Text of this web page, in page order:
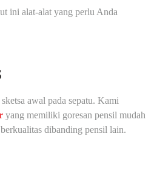
ini alat-alat yang perlu Anda
awal pada sepatu. Kami
yang memiliki goresan pensil mudah
dibanding pensil lain.